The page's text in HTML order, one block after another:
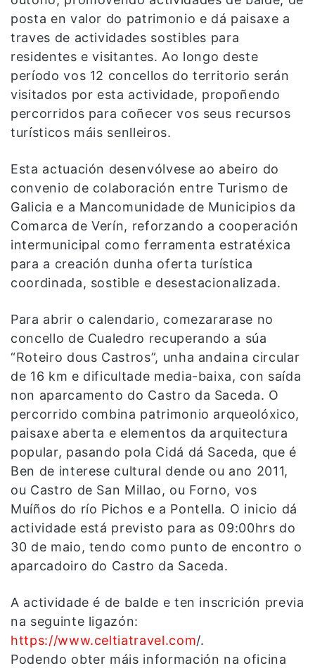
posta en valor do patrimonio e dá paisaxe a
traves de actividades sostibles para
residentes e visitantes. Ao longo deste
período vos 12 concellos do territorio serán
visitados por esta actividade, propoñendo
percorridos para coñecer vos seus recursos
turísticos máis senlleiros.
Esta actuación desenvólvese ao abeiro do
convenio de colaboración entre Turismo de
Galicia e a Mancomunidade de Municipios da
Comarca de Verín, reforzando a cooperación
intermunicipal como ferramenta estratéxica
para a creación dunha oferta turística
coordinada, sostible e desestacionalizada.
Para abrir o calendario, comezararase no
concello de Cualedro recuperando a súa
“Roteiro dous Castros”, unha andaina circular
de 16 km e dificultade media-baixa, con saída
non aparcamento do Castro da Saceda. O
percorrido combina patrimonio arqueolóxico,
paisaxe aberta e elementos da arquitectura
popular, pasando pola Cidá dá Saceda, que é
Ben de interese cultural dende ou ano 2011,
ou Castro de San Millao, ou Forno, vos
Muíños do río Pichos e a Pontella. O inicio dá
actividade está previsto para as 09:00hrs do
30 de maio, tendo como punto de encontro o
aparcadoiro do Castro da Saceda.
A actividade é de balde e ten inscrición previa
na seguinte ligazón:
https://www.celtiatravel.com/.
Podendo obter máis información na oficina